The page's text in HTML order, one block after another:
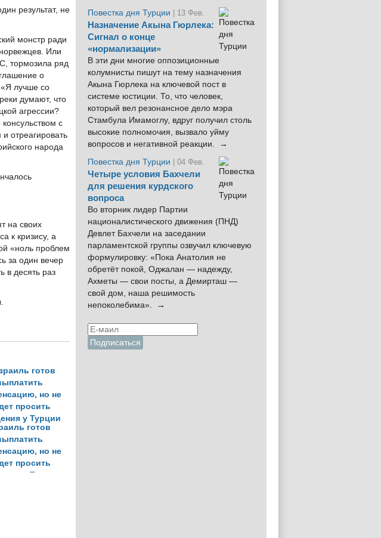
результат, не
монстр ради
Или
тормозила ряд
о
«Я лучше со
думают, что
агрессии?
с
отреагировать
народа
на своих
к кризису, а
«ноль проблем
за один вечер
в десять раз
готов
но не
просить
у Турции
Повестка дня Турции
| 13 Фев.
Назначение Акына Гюрлека:
Сигнал о конце
«нормализации»
В эти дни многие оппозиционные
колумнисты пишут на тему назначения
Акына Гюрлека на ключевой пост в
системе юстиции. То, что человек,
который вел резонансное дело мэра
Стамбула Имамоглу, вдруг получил столь
высокие полномочия, вызвало уйму
вопросов и негативной реакции. →
Повестка дня Турции
| 04 Фев.
Четыре условия Бахчели
для решения курдского
вопроса
Во вторник лидер Партии
националистического движения (ПНД)
Девлет Бахчели на заседании
парламентской группы озвучил ключевую
формулировку: «Пока Анатолия не
обретёт покой, Оджалан — надежду,
Ахметы — свои посты, а Демирташ —
свой дом, наша решимость
непоколебима». →